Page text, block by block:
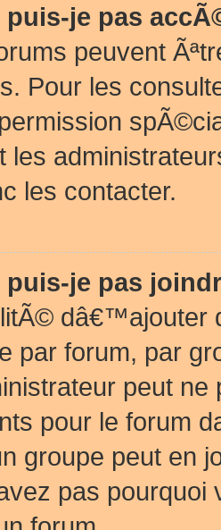
puis-je pas
peuvent
Pour les
les
les contacter.
puis-je pas
dâ€™ajouter
par forum, par
peut
pour le forum
groupe peut en
pas pourquoi